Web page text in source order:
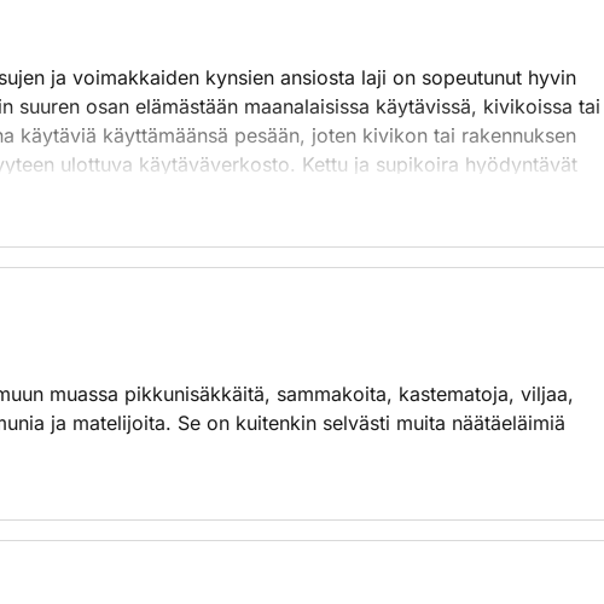
ja voimakkaiden kynsien ansiosta laji on sopeutunut hyvin
suuren osan elämästään maanalaisissa käytävissä, kivikoissa tai
käytäviä käyttämäänsä pesään, joten kivikon tai rakennuksen
ulottuva käytäväverkosto. Kettu ja supikoira hyödyntävät
ovat sitä selvästi huonompia luolien kaivajia.
syksyyn ulottuvana ajankohtana. Eläin liikkuu hämärässä
Talvet mäyrä nukkuu talviunta.
muassa pikkunisäkkäitä, sammakoita, kastematoja, viljaa,
ja matelijoita. Se on kuitenkin selvästi muita näätäeläimiä